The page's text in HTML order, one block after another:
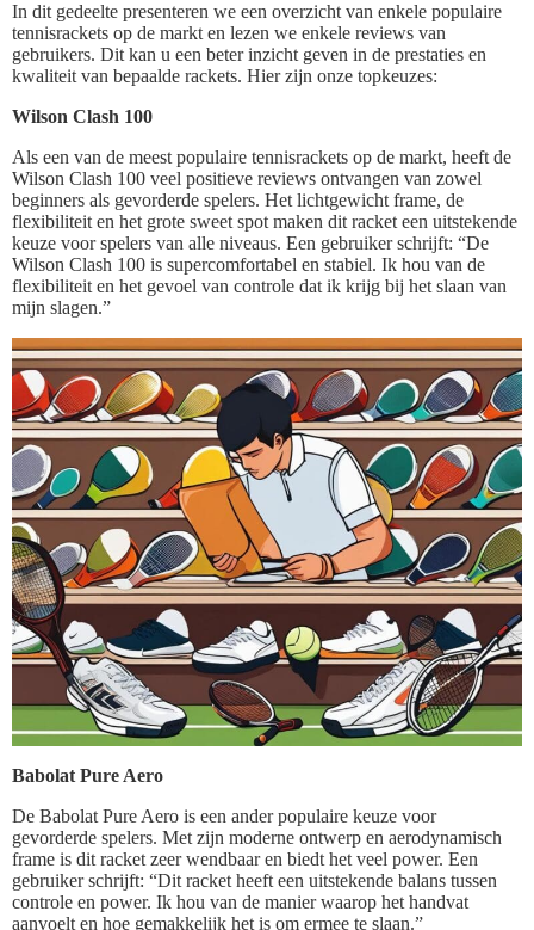
In dit gedeelte presenteren we een overzicht van enkele populaire
tennisrackets op de markt en lezen we enkele reviews van
gebruikers. Dit kan u een beter inzicht geven in de prestaties en
kwaliteit van bepaalde rackets. Hier zijn onze topkeuzes:
Wilson Clash 100
Als een van de meest populaire tennisrackets op de markt, heeft de
Wilson Clash 100 veel positieve reviews ontvangen van zowel
beginners als gevorderde spelers. Het lichtgewicht frame, de
flexibiliteit en het grote sweet spot maken dit racket een uitstekende
keuze voor spelers van alle niveaus. Een gebruiker schrijft: “De
Wilson Clash 100 is supercomfortabel en stabiel. Ik hou van de
flexibiliteit en het gevoel van controle dat ik krijg bij het slaan van
mijn slagen.”
Babolat Pure Aero
De Babolat Pure Aero is een ander populaire keuze voor
gevorderde spelers. Met zijn moderne ontwerp en aerodynamisch
frame is dit racket zeer wendbaar en biedt het veel power. Een
gebruiker schrijft: “Dit racket heeft een uitstekende balans tussen
controle en power. Ik hou van de manier waarop het handvat
aanvoelt en hoe gemakkelijk het is om ermee te slaan.”